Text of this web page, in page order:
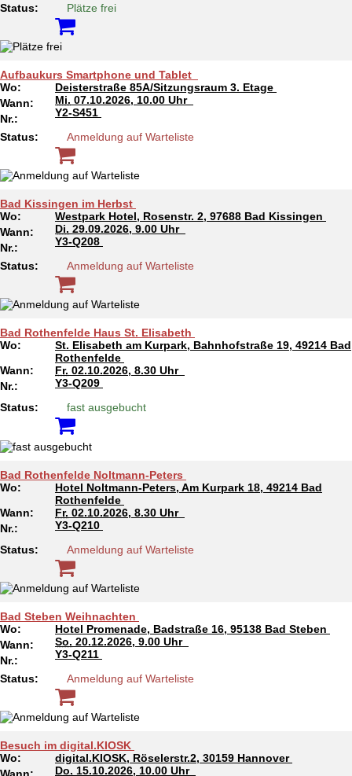
Status:
Plätze frei
Aufbaukurs Smartphone und Tablet
Wo:
Deisterstraße 85A/Sitzungsraum 3. Etage
Wann:
Mi. 07.10.2026, 10.00 Uhr
Nr.:
Y2-S451
Status:
Anmeldung auf Warteliste
Bad Kissingen im Herbst
Wo:
Westpark Hotel, Rosenstr. 2, 97688 Bad Kissingen
Wann:
Di. 29.09.2026, 9.00 Uhr
Nr.:
Y3-Q208
Status:
Anmeldung auf Warteliste
Bad Rothenfelde Haus St. Elisabeth
Wo:
St. Elisabeth am Kurpark, Bahnhofstraße 19, 49214 Bad
Rothenfelde
Wann:
Fr. 02.10.2026, 8.30 Uhr
Nr.:
Y3-Q209
Status:
fast ausgebucht
Bad Rothenfelde Noltmann-Peters
Wo:
Hotel Noltmann-Peters, Am Kurpark 18, 49214 Bad
Rothenfelde
Wann:
Fr. 02.10.2026, 8.30 Uhr
Nr.:
Y3-Q210
Status:
Anmeldung auf Warteliste
Bad Steben Weihnachten
Wo:
Hotel Promenade, Badstraße 16, 95138 Bad Steben
Wann:
So. 20.12.2026, 9.00 Uhr
Nr.:
Y3-Q211
Status:
Anmeldung auf Warteliste
Besuch im digital.KIOSK
Wo:
digital.KIOSK, Röselerstr.2, 30159 Hannover
Do. 15.10.2026, 10.00 Uhr